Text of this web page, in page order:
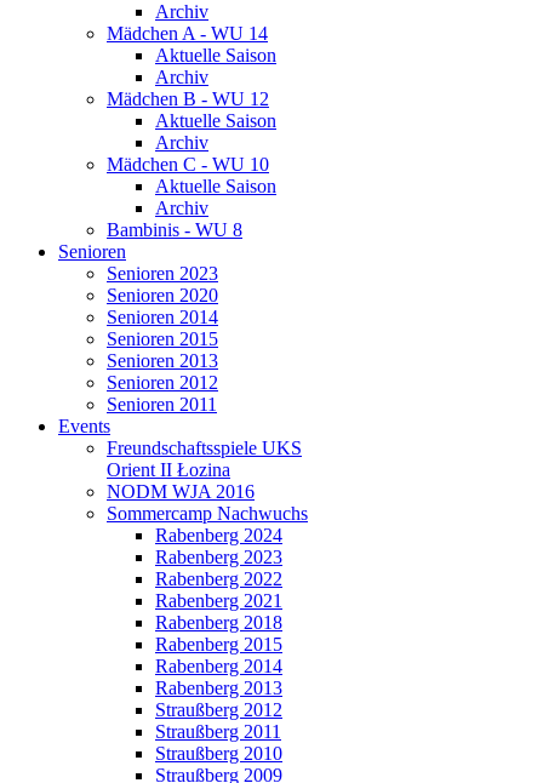
Archiv
Mädchen A - WU 14
Aktuelle Saison
Archiv
Mädchen B - WU 12
Aktuelle Saison
Archiv
Mädchen C - WU 10
Aktuelle Saison
Archiv
Bambinis - WU 8
Senioren
Senioren 2023
Senioren 2020
Senioren 2014
Senioren 2015
Senioren 2013
Senioren 2012
Senioren 2011
Events
Freundschaftsspiele UKS
Orient II Łozina
NODM WJA 2016
Sommercamp Nachwuchs
Rabenberg 2024
Rabenberg 2023
Rabenberg 2022
Rabenberg 2021
Rabenberg 2018
Rabenberg 2015
Rabenberg 2014
Rabenberg 2013
Straußberg 2012
Straußberg 2011
Straußberg 2010
Straußberg 2009